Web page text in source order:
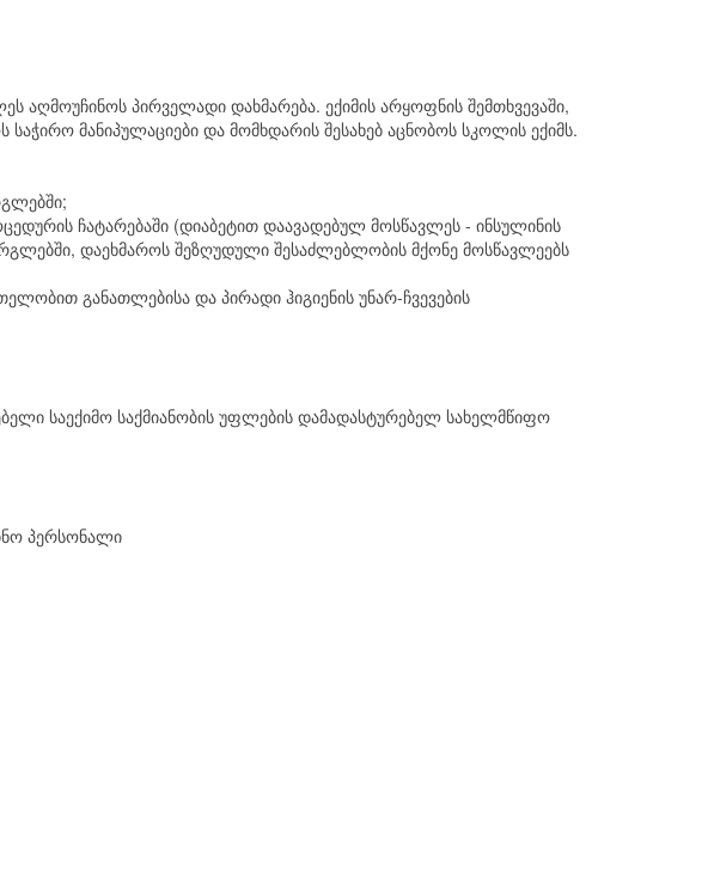
აღმოუჩინოს პირველადი დახმარება. ექიმის არყოფნის შემთხვევაში,
მანიპულაციები და მომხდარის შესახებ აცნობოს სკოლის ექიმს.
ჩატარებაში (დიაბეტით დაავადებულ მოსწავლეს - ინსულინის
დაეხმაროს შეზღუდული შესაძლებლობის მქონე მოსწავლეებს
განათლებისა და პირადი ჰიგიენის უნარ-ჩვევების
საექიმო საქმიანობის უფლების დამადასტურებელ სახელმწიფო
პერსონალი